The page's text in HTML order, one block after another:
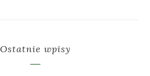
Ostatnie wpisy